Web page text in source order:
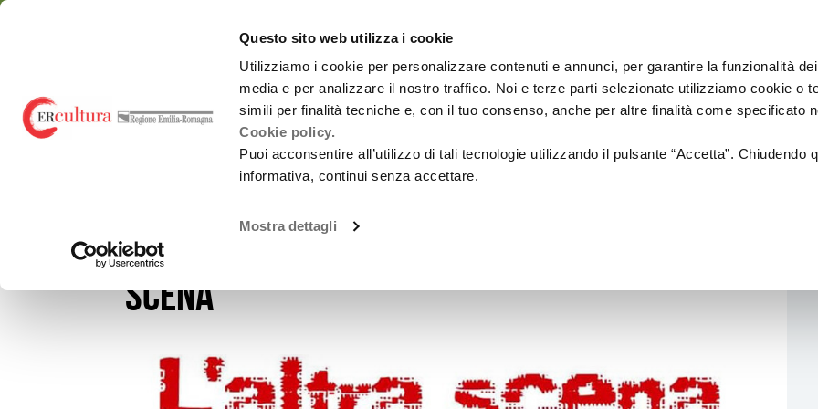
Questo sito web utilizza i cookie
Utilizziamo i cookie per personalizzare contenuti e annunci, per garantire la funzionalità
media e per analizzare il nostro traffico. Noi e terze parti selezionate utilizziamo cookie o
simili per finalità tecniche e, con il tuo consenso, anche per altre finalità come specificato
Cookie policy.
Puoi acconsentire all’utilizzo di tali tecnologie utilizzando il pulsante “Accetta”. Chiudendo
informativa, continui senza accettare.
Mostra dettagli
Torna
Cerca
Salta
Salta
emiliaromagnacultura/Spettacolo
Chi siamo
Promozione
attività Culturali e
Carnevali storici
Promozione
culturale
Osservatorio
Monitoraggi periodici
Finanziamenti
costruisce insieme
Sistema dello
Residenze 2025-2027
Assessorato
Cultura
Paesaggio
NOTIZIE IL TEATRO CONTEMPORANEO A “L’ALTRA SCENA”
Il teatro contemporaneo a “L’altra
scena”